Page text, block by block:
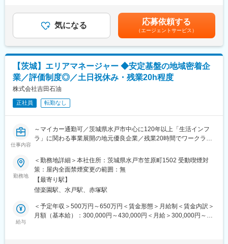
マネージャーを目指すことが可能です。
■キャリアパス：
2028年3月までに国内1100店舗を目指しており、キャリアアップ
の機会が豊富です。
キャリアアップの例：
・1年目：新店立ち上げの店長を経験
・2年目：マネージャーに昇進
・3年目：チーフマネージャーに抜擢
さらに社内公募に挑戦し、教育研修や商品開発、海外部門など他
部門で活躍することも可能です。
・売上や販売数などのデータ分析
・商圏をふまえた商品の選定や陳列
・店内体制構築
上記、あらゆる面から「売れるお店づくり」をバックアップしま
す。
※オーナー様の経営ビジョンや得たい利益を実現するために、現状
分析-仮説-実施-検証のプロセスを徹底して繰り返し行うことが、
業務の柱です。
■やりがい・魅力：
びを共有できる仕事です。
・小売No1として、商品力・オペレーション力を保有していま
・店舗経営で実績を残してきたノウハウを基に、充実した教育研
修体制があります。
■豊富なキャリアパス：
（1）専門性を極める
長期間にわたりOFC職を極めていくことも可能です。OFC職内で
レイヤーを高め、約70店舗管掌といった管掌領域を広げていくこ
目安の金額であり、選考を通じて上下する可能性があります。月
給(月額)は固定手当を含めた表記です。
気になる 応募依頼する
（エージェントサービス）
【茨城】エリアマネージャー ◆安定基盤の地域密着企
業／評価制度◎／土日祝休み・残業20h程度
株式会社吉田石油
正社員 転勤なし
仕事内容
～マイカー通勤可／茨城県水戸市中心に120年以上「生活インフ
ラ」に関わる事業展開の地元優良企業／残業20時間でワークライ
茨城県を中心に事業を展開し、さまざまな領域から地域の人たち
の安全で快適な暮らしを支えている当社で、エリアマネージャー
を担っていただきます。
■業務概要：
オリックスレンタカー（12店舗）／TSUTAYA（1店舗）／カー用
品店（1店舗）事業等のエリアマネージャーをお任せします。事業
好調により増員のため、開発部の将来の部長候補として次長もし
勤務地
＜勤務地詳細＞本社住所：茨城県水戸市笠原町1502 受動喫煙対
策：屋内全面禁煙変更の範囲：無
【最寄り駅】
偕楽園駅、水戸駅、赤塚駅
給与
＜予定年収＞500万円～650万円＜賃金形態＞月給制＜賃金内訳＞
月額（基本給）：300,000円～430,000円＜月給＞300,000円～